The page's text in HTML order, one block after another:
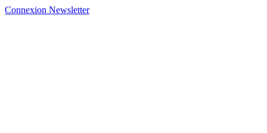
Connexion Newsletter